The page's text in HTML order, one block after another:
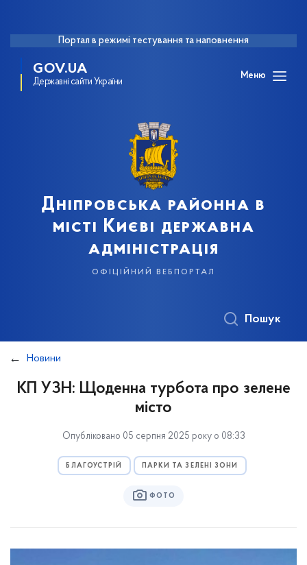
Портал в режимі тестування та наповнення
GOV.UA
Державні сайти України
Меню
Дніпровська районна в
місті Києві державна
адміністрація
офіційний вебпортал
Пошук
Новини
КП УЗН: Щоденна турбота про зелене
місто
Опубліковано 05 серпня 2025 року о 08:33
БЛАГОУСТРІЙ ПАРКИ ТА ЗЕЛЕНІ ЗОНИ
ФОТО